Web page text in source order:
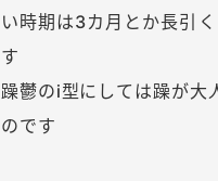
い時期は3カ月とか長引
す
躁鬱のⅰ型にしては躁が
のです